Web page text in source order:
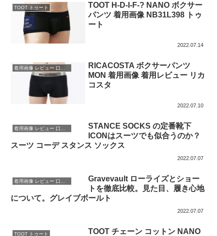
TOOT トゥート
TOOT H-D-I-F-? NANO ボクサー
パンツ 着用画像 NB31L398 トゥ
ート
2022.07.14
RICACOSTA ボクサーパンツ
MON 着用画像 着用レビュー リカ
コスタ
2022.07.10
STANCE SOCKS の定番靴下
ICONはスーツでも似合うのか？
スーツ コーデ スタンス ソックス
2022.07.07
着用画像 レビュー 口コミ
Gravevault ローライズとショー
トを徹底比較。見た目、履き心地
について。グレイブボールト
2022.07.07
TOOT トゥート
TOOT チェーン コットン NANO